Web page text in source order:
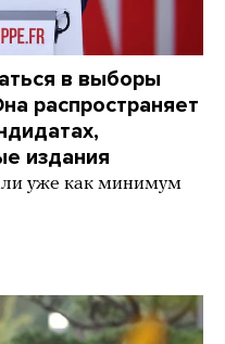
в выборы
распространяет
издания
уже как минимум